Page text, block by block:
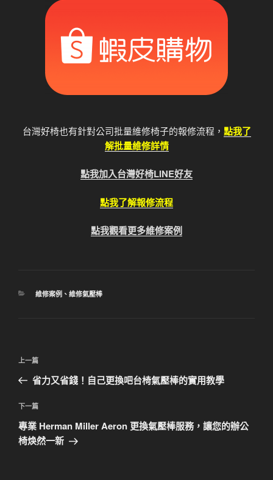
台灣好椅也有針對公司批量維修椅子的報修流程， 點我了
解批量維修詳情
點我加入台灣好椅LINE好友
點我了解報修流程
點我觀看更多維修案例
分
維修案例、 維修氣壓棒
文
導
覽
上
一
文
章
上一篇
省力又省錢！自己更換吧台椅氣壓棒的實用教學
下
一
篇
下一篇
專業 Herman Miller Aeron 更換氣壓棒服務，讓您的辦公
椅焕然一新